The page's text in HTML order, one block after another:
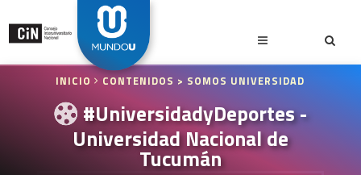
INICIO CONTENIDOS > SOMOS UNIVERSIDAD
#UniversidadyDeportes -
Universidad Nacional de
Tucumán